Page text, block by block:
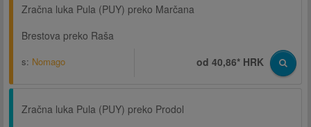
Zračna luka Pula (PUY) preko Marčana
Brestova preko Raša
s: Nomago od 40,86* HRK
Zračna luka Pula (PUY) preko Prodol